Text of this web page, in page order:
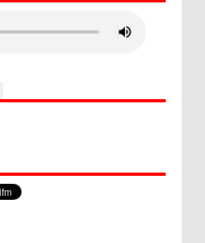
Bangun Islamic Centre di